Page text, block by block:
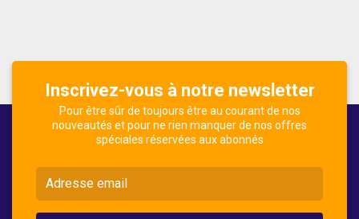
Inscrivez-vous à notre newsletter
Pour être sûr de toujours être au courant de nos
nouveautés et pour ne rien manquer de nos offres
spéciales réservées aux abonnés